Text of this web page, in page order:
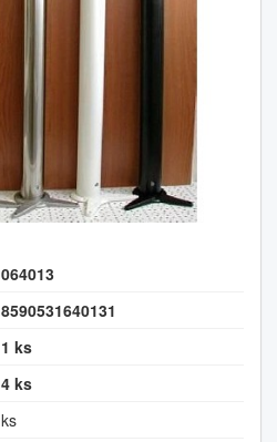
064013
8590531640131
1 ks
4 ks
ks